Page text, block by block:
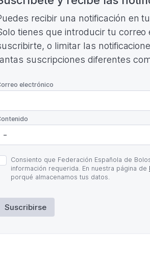
recibir una notificación en
tienes que introducir tu
o limitar las
suscripciones diferentes
electrónico
Privacidad
Consiento que Federación Española de
información requerida. En nuestra página de
porqué almacenamos tus datos.
Suscribirse